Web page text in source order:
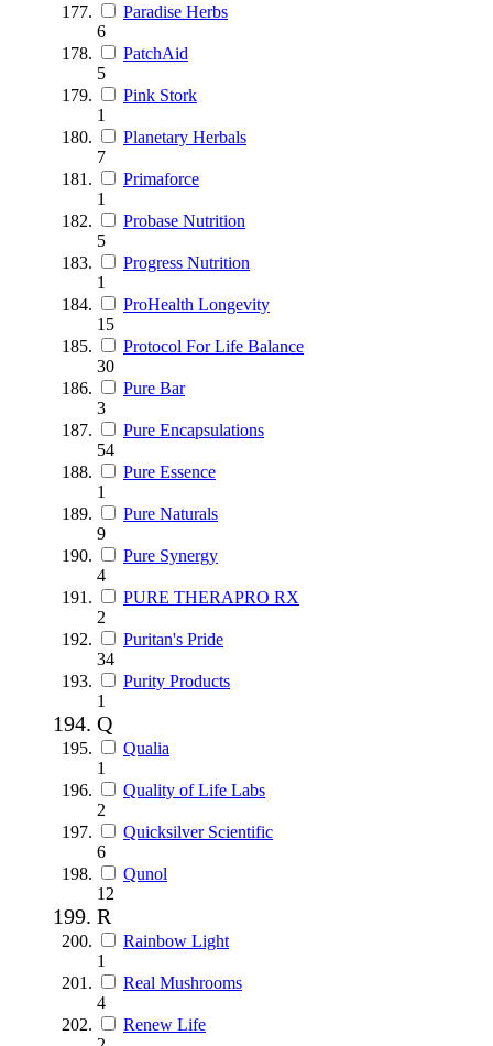
Paradise Herbs
6
PatchAid
5
Pink Stork
1
Planetary Herbals
7
Primaforce
1
Probase Nutrition
5
Progress Nutrition
1
ProHealth Longevity
15
Protocol For Life Balance
30
Pure Bar
3
Pure Encapsulations
54
Pure Essence
1
Pure Naturals
9
Pure Synergy
4
PURE THERAPRO RX
2
Puritan's Pride
34
Purity Products
1
Q
Qualia
1
Quality of Life Labs
2
Quicksilver Scientific
6
Qunol
12
R
Rainbow Light
1
Real Mushrooms
4
Renew Life